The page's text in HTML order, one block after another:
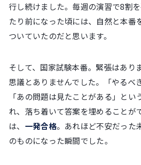
行し続けました。毎週の演習で8割
たり前になった頃には、自然と本番
ついていたのだと思います。
そして、国家試験本番。緊張はあり
思議とありませんでした。「やるべ
「あの問題は見たことがある」とい
れ、落ち着いて答案を埋めることが
は、 一発合格。あれほど不安だった
のものになった瞬間でした。